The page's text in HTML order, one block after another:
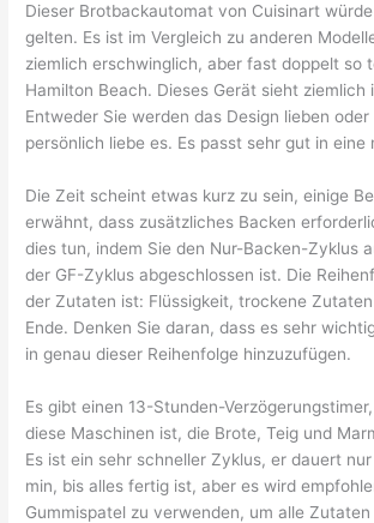
Dieser Brotbackautomat von Cuisinart
gelten. Es ist im Vergleich zu anderen
ziemlich erschwinglich, aber fast doppelt so
Hamilton Beach. Dieses Gerät sieht ziemlich
Entweder Sie werden das Design lieben
persönlich liebe es. Es passt sehr gut in eine
Die Zeit scheint etwas kurz zu sein, einige
erwähnt, dass zusätzliches Backen
dies tun, indem Sie den Nur-Backen-Zyklus
der GF-Zyklus abgeschlossen ist. Die
der Zutaten ist: Flüssigkeit, trockene
Ende. Denken Sie daran, dass es sehr
in genau dieser Reihenfolge hinzuzufügen.
Es gibt einen 13-Stunden-
diese Maschinen ist, die Brote, Teig und
Es ist ein sehr schneller Zyklus, er dauert
min, bis alles fertig ist, aber es wird
Gummispatel zu verwenden, um alle